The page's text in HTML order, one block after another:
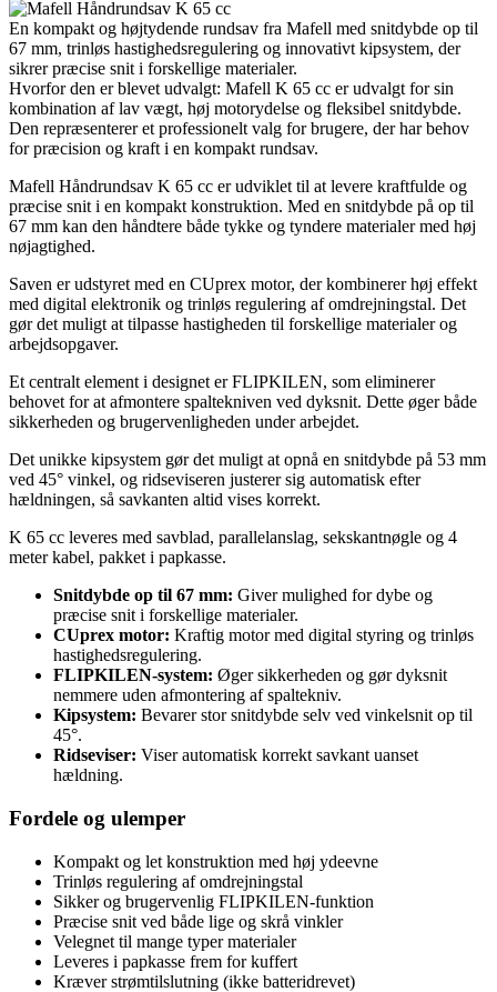
En kompakt og højtydende rundsav fra Mafell med snitdybde op til
67 mm, trinløs hastighedsregulering og innovativt kipsystem, der
sikrer præcise snit i forskellige materialer.
Hvorfor den er blevet udvalgt: Mafell K 65 cc er udvalgt for sin
kombination af lav vægt, høj motorydelse og fleksibel snitdybde.
Den repræsenterer et professionelt valg for brugere, der har behov
for præcision og kraft i en kompakt rundsav.
Mafell Håndrundsav K 65 cc er udviklet til at levere kraftfulde og
præcise snit i en kompakt konstruktion. Med en snitdybde på op til
67 mm kan den håndtere både tykke og tyndere materialer med høj
nøjagtighed.
Saven er udstyret med en CUprex motor, der kombinerer høj effekt
med digital elektronik og trinløs regulering af omdrejningstal. Det
gør det muligt at tilpasse hastigheden til forskellige materialer og
arbejdsopgaver.
Et centralt element i designet er FLIPKILEN, som eliminerer
behovet for at afmontere spaltekniven ved dyksnit. Dette øger både
sikkerheden og brugervenligheden under arbejdet.
Det unikke kipsystem gør det muligt at opnå en snitdybde på 53 mm
ved 45° vinkel, og ridseviseren justerer sig automatisk efter
hældningen, så savkanten altid vises korrekt.
K 65 cc leveres med savblad, parallelanslag, sekskantnøgle og 4
meter kabel, pakket i papkasse.
Snitdybde op til 67 mm: Giver mulighed for dybe og
præcise snit i forskellige materialer.
CUprex motor: Kraftig motor med digital styring og trinløs
hastighedsregulering.
FLIPKILEN-system: Øger sikkerheden og gør dyksnit
nemmere uden afmontering af spaltekniv.
Kipsystem: Bevarer stor snitdybde selv ved vinkelsnit op til
45°.
Ridseviser: Viser automatisk korrekt savkant uanset
hældning.
Fordele og ulemper
Kompakt og let konstruktion med høj ydeevne
Trinløs regulering af omdrejningstal
Sikker og brugervenlig FLIPKILEN-funktion
Præcise snit ved både lige og skrå vinkler
Velegnet til mange typer materialer
Leveres i papkasse frem for kuffert
Kræver strømtilslutning (ikke batteridrevet)